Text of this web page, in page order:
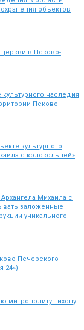
объектов
в Псково-
наследия
Псково-
культурного
с колокольней»
Михаила с
заложенные
уникального
Печерского
24»)
митрополиту Тихону